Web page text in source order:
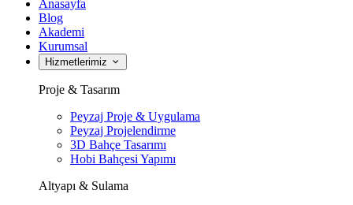
Anasayfa
Blog
Akademi
Kurumsal
Hizmetlerimiz
Proje & Tasarım
Peyzaj Proje & Uygulama
Peyzaj Projelendirme
3D Bahçe Tasarımı
Hobi Bahçesi Yapımı
Altyapı & Sulama